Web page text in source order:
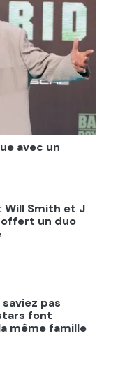
avec un
Will Smith et J
offert un duo
pas
font
même famille